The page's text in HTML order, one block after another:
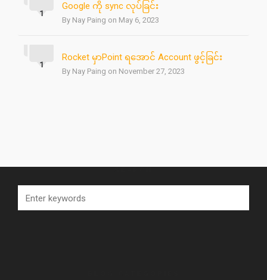
Google ကို sync လုပ်ခြင်း
By Nay Paing on May 6, 2023
1
Rocket မှာPoint ရအောင် Account ဖွင့်ခြင်း
By Nay Paing on November 27, 2023
1